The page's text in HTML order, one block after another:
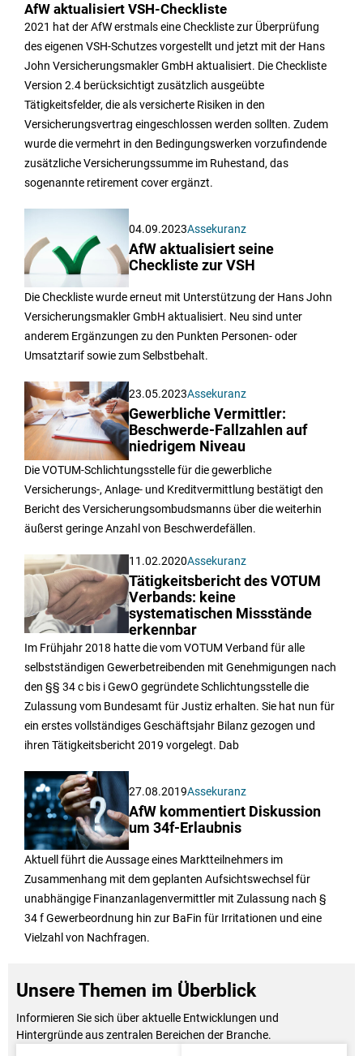
AfW aktualisiert VSH-Checkliste
2021 hat der AfW erstmals eine Checkliste zur Überprüfung
des eigenen VSH-Schutzes vorgestellt und jetzt mit der Hans
John Versicherungsmakler GmbH aktualisiert. Die Checkliste
Version 2.4 berücksichtigt zusätzlich ausgeübte
Tätigkeitsfelder, die als versicherte Risiken in den
Versicherungsvertrag eingeschlossen werden sollten. Zudem
wurde die vermehrt in den Bedingungswerken vorzufindende
zusätzliche Versicherungssumme im Ruhestand, das
sogenannte retirement cover ergänzt.
04.09.2023Assekuranz
AfW aktualisiert seine
Checkliste zur VSH
Die Checkliste wurde erneut mit Unterstützung der Hans John
Versicherungsmakler GmbH aktualisiert. Neu sind unter
anderem Ergänzungen zu den Punkten Personen- oder
Umsatztarif sowie zum Selbstbehalt.
23.05.2023Assekuranz
Gewerbliche Vermittler:
Beschwerde-Fallzahlen auf
niedrigem Niveau
Die VOTUM-Schlichtungsstelle für die gewerbliche
Versicherungs-, Anlage- und Kreditvermittlung bestätigt den
Bericht des Versicherungsombudsmanns über die weiterhin
äußerst geringe Anzahl von Beschwerdefällen.
11.02.2020Assekuranz
Tätigkeitsbericht des VOTUM
Verbands: keine
systematischen Missstände
erkennbar
Im Frühjahr 2018 hatte die vom VOTUM Verband für alle
selbstständigen Gewerbetreibenden mit Genehmigungen nach
den §§ 34 c bis i GewO gegründete Schlichtungsstelle die
Zulassung vom Bundesamt für Justiz erhalten. Sie hat nun für
ein erstes vollständiges Geschäftsjahr Bilanz gezogen und
ihren Tätigkeitsbericht 2019 vorgelegt. Dab
27.08.2019Assekuranz
AfW kommentiert Diskussion
um 34f-Erlaubnis
Aktuell führt die Aussage eines Marktteilnehmers im
Zusammenhang mit dem geplanten Aufsichtswechsel für
unabhängige Finanzanlagenvermittler mit Zulassung nach §
34 f Gewerbeordnung hin zur BaFin für Irritationen und eine
Vielzahl von Nachfragen.
Unsere Themen im Überblick
Informieren Sie sich über aktuelle Entwicklungen und
Hintergründe aus zentralen Bereichen der Branche.